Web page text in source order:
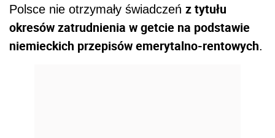
Polsce nie otrzymały świadczeń z tytułu
okresów zatrudnienia w getcie na podstawie
niemieckich przepisów emerytalno-rentowych.